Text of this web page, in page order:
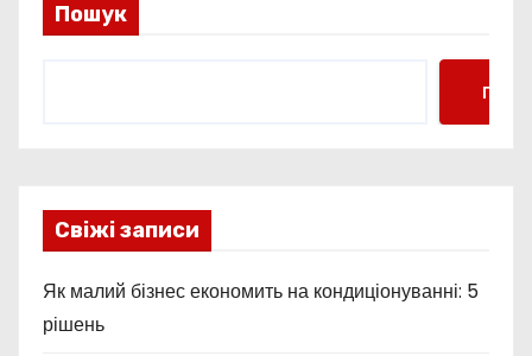
Пошук
Свіжі записи
Як малий бізнес економить на кондиціонуванні: 5
рішень